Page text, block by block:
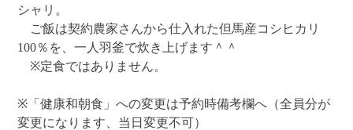
シャリ。
ご飯は契約農家さんから仕入れた但馬産コシヒカリ
100％を、一人羽釜で炊き上げます＾＾
※定食ではありません。
※「健康和朝食」への変更は予約時備考欄へ（全員分が
変更になります、当日変更不可）